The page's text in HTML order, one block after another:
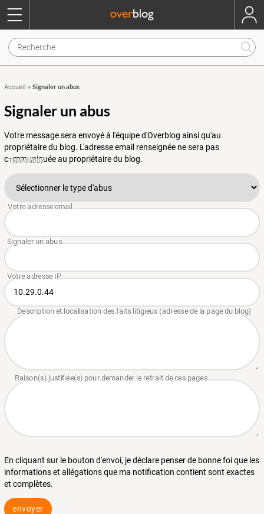
Accueil » Signaler un abus
Signaler un abus
Votre message sera envoyé à l'équipe d'Overblog ainsi qu'au
propriétaire du blog. L'adresse email renseignée ne sera pas
communiquée au propriétaire du blog.
En cliquant sur le bouton d'envoi, je déclare penser de bonne foi que les
informations et allégations que ma notification contient sont exactes
et complètes.
envoyer